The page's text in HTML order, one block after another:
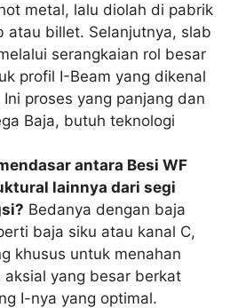
metal, lalu diolah di pabrik
atau billet. Selanjutnya, slab
serangkaian rol besar
profil I-Beam yang dikenal
Ini proses yang panjang dan
Baja, butuh teknologi
antara Besi WF
lainnya dari segi
Bedanya dengan baja
baja siku atau kanal C,
khusus untuk menahan
yang besar berkat
I-nya yang optimal.